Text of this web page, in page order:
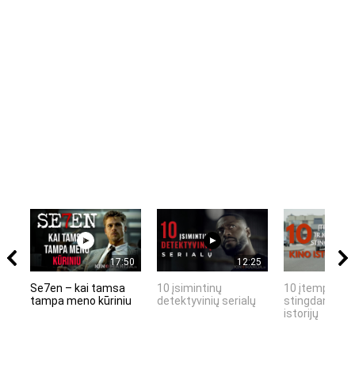
17:50
Se7en – kai tamsa
tampa meno kūriniu
12:25
10 įsimintinų
detektyvinių serialų
10 įtemptų,
stingdančių
istorijų